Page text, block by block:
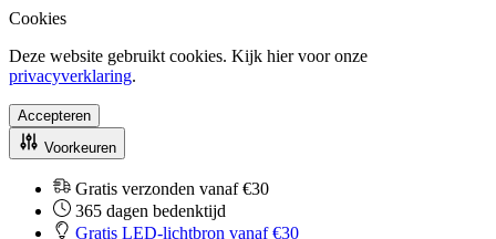
Cookies
Deze website gebruikt cookies. Kijk hier voor onze
privacyverklaring.
Accepteren
Voorkeuren
Gratis verzonden vanaf €30
365 dagen bedenktijd
Gratis LED-lichtbron vanaf €30